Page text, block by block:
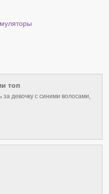
топ
за девочку с синими волосами,